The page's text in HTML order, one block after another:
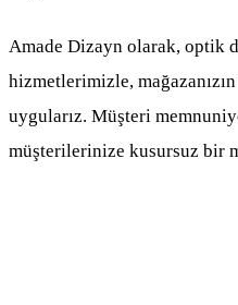
Amade Dizayn olarak, optik
hizmetlerimizle,
uygularız. Müşteri
müşterilerinize kusursuz bir